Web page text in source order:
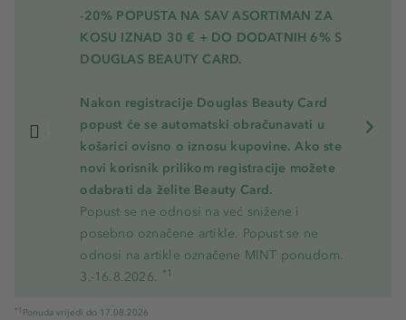
-20% POPUSTA NA SAV ASORTIMAN ZA
KOSU IZNAD 30 € + DO DODATNIH 6% S
DOUGLAS BEAUTY CARD.
Nakon registracije Douglas Beauty Card
popust će se automatski obračunavati u
košarici ovisno o iznosu kupovine. Ako ste
novi korisnik prilikom registracije možete
odabrati da želite Beauty Card.
Popust se ne odnosi na već snižene i
posebno označene artikle. Popust se ne
odnosi na artikle označene MINT ponudom.
3.-16.8.2026. *1
*1 Ponuda vrijedi do 17.08.2026